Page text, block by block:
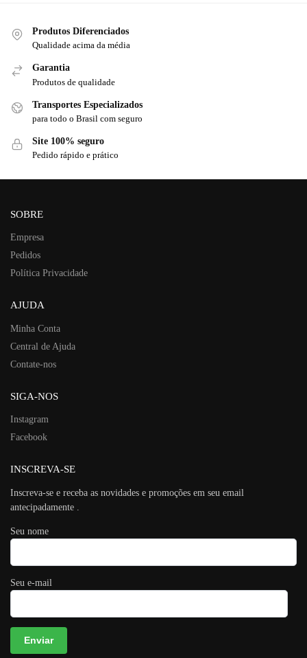
Produtos Diferenciados
Qualidade acima da média
Garantia
Produtos de qualidade
Transportes Especializados
para todo o Brasil com seguro
Site 100% seguro
Pedido rápido e prático
SOBRE
Empresa
Pedidos
Política Privacidade
AJUDA
Minha Conta
Central de Ajuda
Contate-nos
SIGA-NOS
Instagram
Facebook
INSCREVA-SE
Inscreva-se e receba as novidades e promoções em seu email
antecipadamente .
Seu nome
Seu e-mail